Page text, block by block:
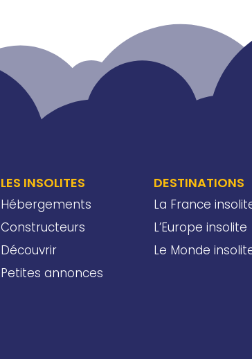
LES INSOLITES
Hébergements
Constructeurs
Découvrir
Petites annonces
DESTINATIONS
La France
L’Europe insolite
Le Monde